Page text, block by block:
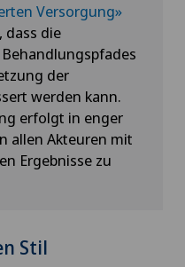
Versorgung»
dass die
der
werden kann.
erfolgt in enger
allen Akteuren mit
Ergebnisse zu
Stil